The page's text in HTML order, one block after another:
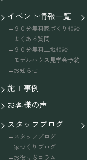
イベント情報一覧
９０分無料家づくり相談
よくある質問
９０分無料土地相談
モデルハウス見学会予約
お知らせ
施工事例
お客様の声
スタッフブログ
スタッフブログ
家づくりブログ
お役立ちコラム